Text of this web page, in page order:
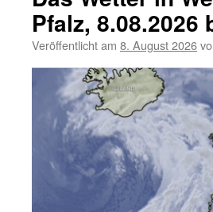
Pfalz, 8.08.2026
Veröffentlicht am 8. August 2026